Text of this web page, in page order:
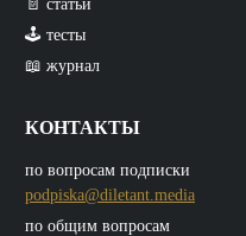
📄 статьи
🕹️ тесты
📖 журнал
КОНТАКТЫ
по вопросам подписки
podpiska@diletant.media
по общим вопросам